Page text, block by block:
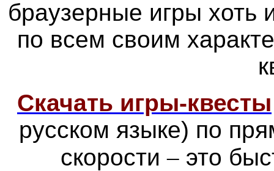
браузерные игры хоть
по всем своим
Скачать игры-квесты
русском языке) по
скорости– это